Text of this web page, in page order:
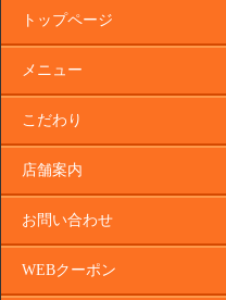
トップページ
メニュー
こだわり
店舗案内
お問い合わせ
WEBクーポン